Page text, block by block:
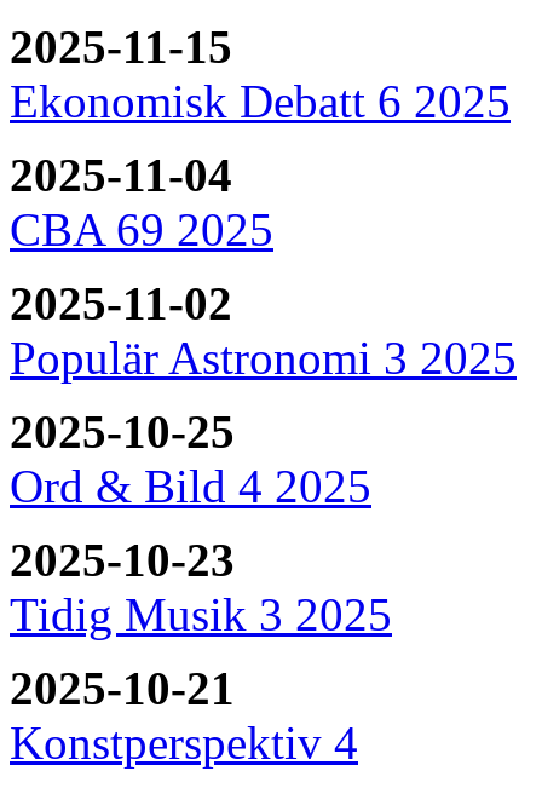
2025-11-15
Ekonomisk Debatt 6 2025
2025-11-04
CBA 69 2025
2025-11-02
Populär Astronomi 3 2025
2025-10-25
Ord & Bild 4 2025
2025-10-23
Tidig Musik 3 2025
2025-10-21
Konstperspektiv 4